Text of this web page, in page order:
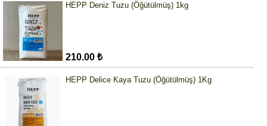
HEPP Deniz Tuzu (Öğütülmüş) 1kg
210.00 ₺
HEPP Delice Kaya Tuzu (Öğütülmüş) 1Kg